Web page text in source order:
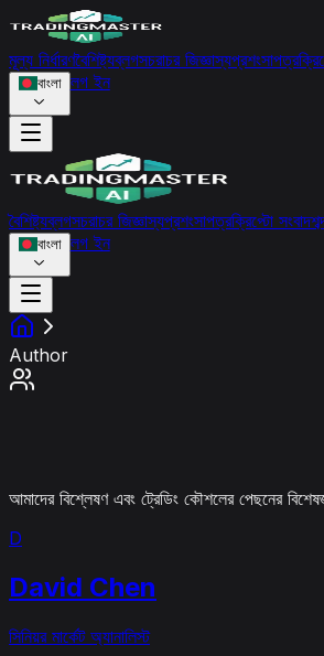
মূল্য নির্ধারণবৈশিষ্ট্যব্লগসচরাচর জিজ্ঞাস্যপ্রশংসাপত্র
বাংলা লগ ইন
বৈশিষ্ট্যব্লগসচরাচর জিজ্ঞাস্যপ্রশংসাপত্রক্রিপ্টো সংবাদ
বাংলা লগ ইন
Author
আমাদের বিশ্লেষণ এবং ট্রেডিং কৌশলের পেছনের
D
David Chen
সিনিয়র মার্কেট অ্যানালিস্ট